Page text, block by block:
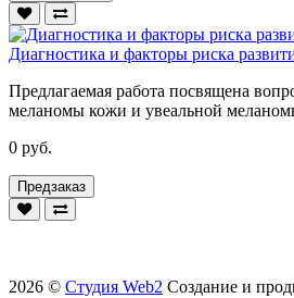
Диагностика и факторы риска
Предлагаемая работа посвящена
меланомы кожи и увеальной
0 руб.
Предзаказ
2026 © Студия Web2 Создание и